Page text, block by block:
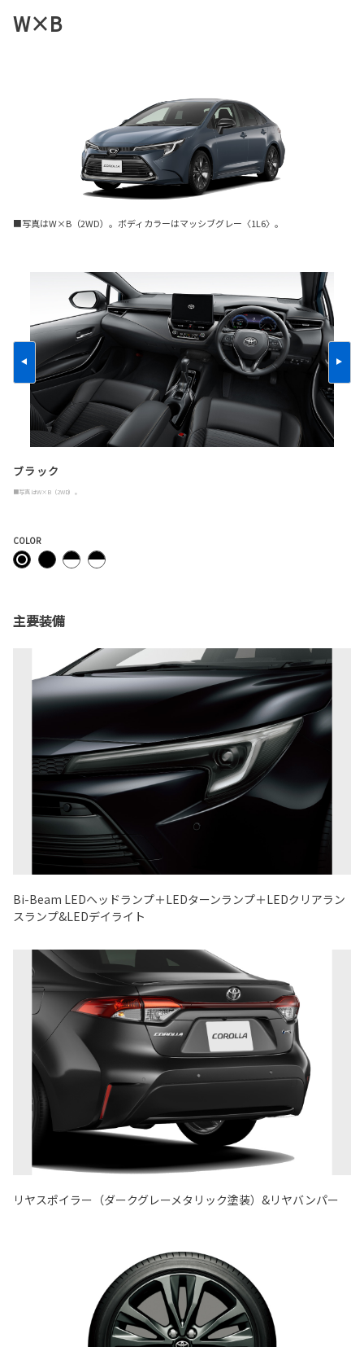
W×B
■写真はW×B（2WD）。ボディカラーはマッシブグレー〈1L6〉。
ブラック
■写真はW×B（2WD）。
COLOR
主要装備
Bi-Beam LEDヘッドランプ＋LEDターンランプ＋LEDクリアラン
スランプ&LEDデイライト
リヤスポイラー（ダークグレーメタリック塗装）&リヤバンパー